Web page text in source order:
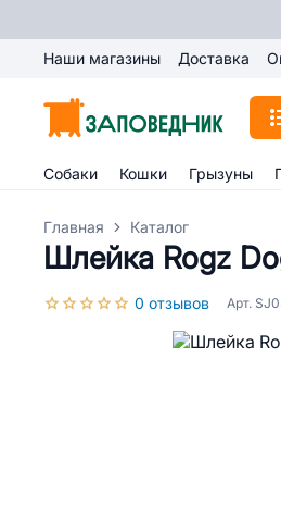
Наши магазины Доставка
Собаки Кошки Грызуны
Главная Каталог
Шлейка Rogz
0 отзывов Арт.